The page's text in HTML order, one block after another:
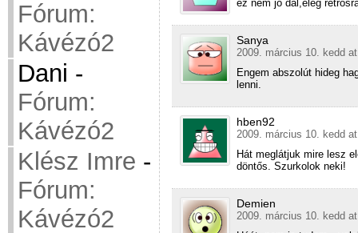
Fórum:
Kávézó2
Dani -
Fórum:
Kávézó2
Klész Imre -
Fórum:
Kávézó2
ez nem jó dal,elég
Sanya
2009. március 10. kedd
Engem abszolút hideg
lenni.
hben92
2009. március 10. kedd
Hát meglátjuk mire lesz
döntős. Szurkolok neki!
Demien
2009. március 10. kedd